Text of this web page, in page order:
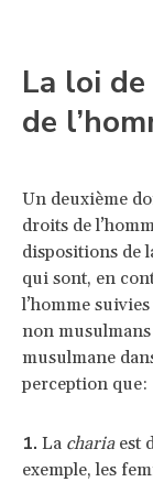
La loi
de
Un deuxième
droits de
dispositions de
qui sont, en
l’homme
non
musulmane
perception que:
La chariaest
exemple, les